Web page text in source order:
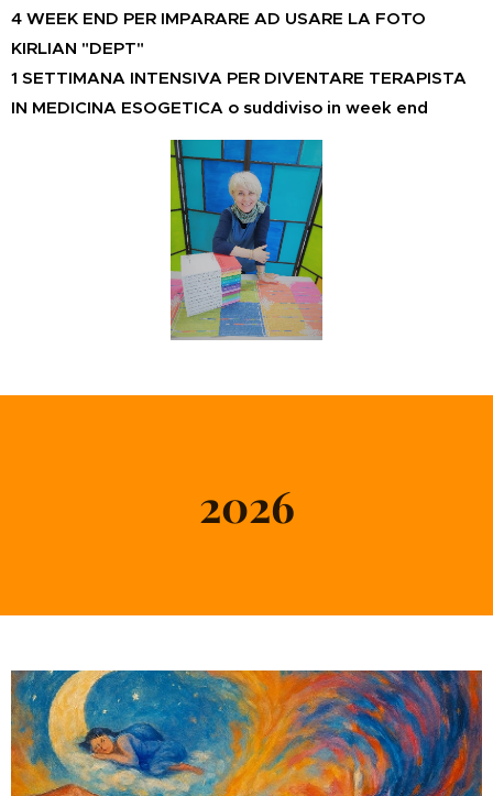
4 WEEK END PER IMPARARE AD USARE LA FOTO
KIRLIAN "DEPT"
1 SETTIMANA INTENSIVA PER DIVENTARE TERAPISTA
IN MEDICINA ESOGETICA o suddiviso in week end
2026